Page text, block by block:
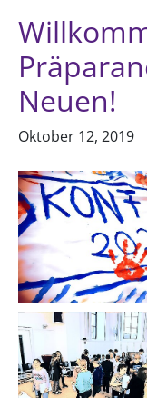
Neuen!
Oktober 12, 2019